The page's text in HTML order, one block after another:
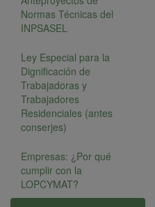
Normas Técnicas del
INPSASEL
Ley Especial para la
Dignificación de
Trabajadoras y
Trabajadores
Residenciales (antes
conserjes)
Empresas: ¿Por qué
cumplir con la
LOPCYMAT?